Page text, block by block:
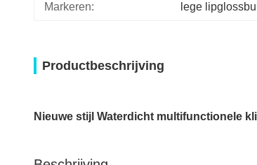
Markeren: lege
Productbeschrijving
Nieuwe stijl Waterdicht multifunctionele